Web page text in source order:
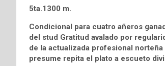
5ta.1300 m.
Condicional para cuatro añeros
del stud Gratitud avalado por
de la actualizada profesional norteña
presume repita el plato a escueto